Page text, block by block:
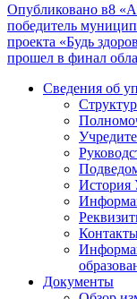
Опубликовано в8
победитель
проекта «Будь
прошел в финал
Сведения об
История
Документы